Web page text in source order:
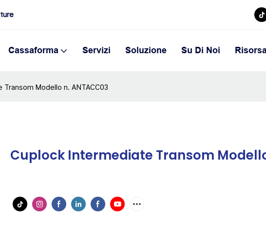
Cassaforma Servizi Soluzione Su Di Noi
Modello n. ANTACC03
Cuplock Intermediate Transom